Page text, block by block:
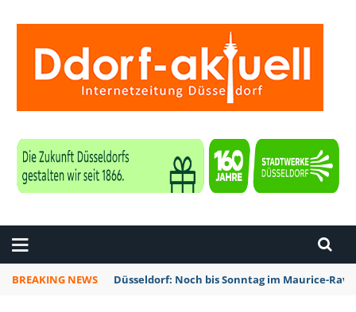
BREAKING NEWS Düsseldorf: Noch bis Sonntag im Maurice-